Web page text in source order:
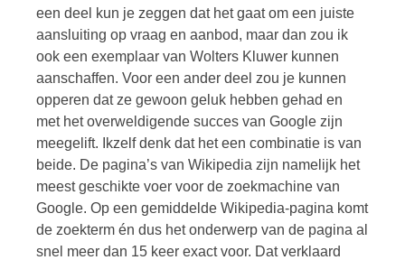
een deel kun je zeggen dat het gaat om een juiste
aansluiting op vraag en aanbod, maar dan zou ik
ook een exemplaar van Wolters Kluwer kunnen
aanschaffen. Voor een ander deel zou je kunnen
opperen dat ze gewoon geluk hebben gehad en
met het overweldigende succes van Google zijn
meegelift. Ikzelf denk dat het een combinatie is van
beide. De pagina’s van Wikipedia zijn namelijk het
meest geschikte voer voor de zoekmachine van
Google. Op een gemiddelde Wikipedia-pagina komt
de zoekterm én dus het onderwerp van de pagina al
snel meer dan 15 keer exact voor. Dat verklaard